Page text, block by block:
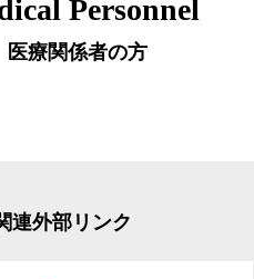
Personnel
医療関係者の方
連外部リンク